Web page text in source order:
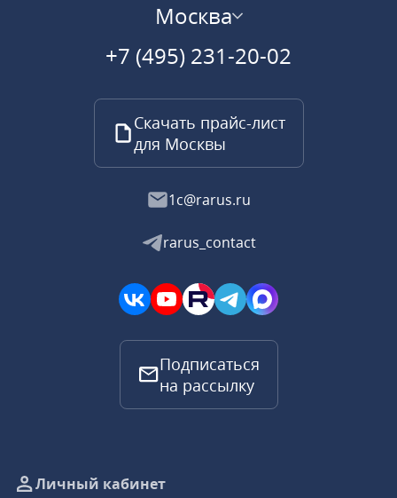
Москва
+7 (495) 231-20-02
Скачать прайс-лист
для Москвы
1c@rarus.ru
rarus_contact
Подписаться
на рассылку
Личный кабинет